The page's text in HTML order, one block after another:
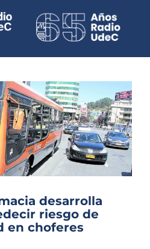
UdeC en vivo
Somos
Clásica
desarrolla
riesgo de
en choferes